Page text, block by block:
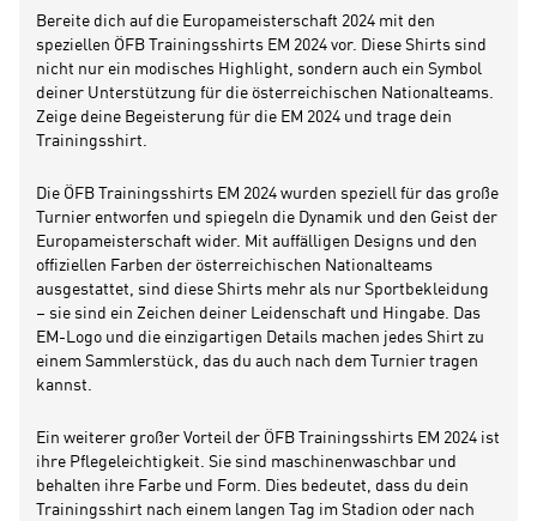
Bereite dich auf die Europameisterschaft 2024 mit den
speziellen ÖFB Trainingsshirts EM 2024 vor. Diese Shirts sind
nicht nur ein modisches Highlight, sondern auch ein Symbol
deiner Unterstützung für die österreichischen Nationalteams.
Zeige deine Begeisterung für die EM 2024 und trage dein
Trainingsshirt.
Die ÖFB Trainingsshirts EM 2024 wurden speziell für das große
Turnier entworfen und spiegeln die Dynamik und den Geist der
Europameisterschaft wider. Mit auffälligen Designs und den
offiziellen Farben der österreichischen Nationalteams
ausgestattet, sind diese Shirts mehr als nur Sportbekleidung
– sie sind ein Zeichen deiner Leidenschaft und Hingabe. Das
EM-Logo und die einzigartigen Details machen jedes Shirt zu
einem Sammlerstück, das du auch nach dem Turnier tragen
kannst.
Ein weiterer großer Vorteil der ÖFB Trainingsshirts EM 2024 ist
ihre Pflegeleichtigkeit. Sie sind maschinenwaschbar und
behalten ihre Farbe und Form. Dies bedeutet, dass du dein
Trainingsshirt nach einem langen Tag im Stadion oder nach